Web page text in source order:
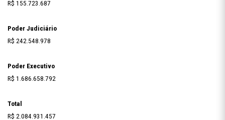
R$ 155.723.687
Poder Judiciário
R$ 242.548.978
Poder Executivo
R$ 1.686.658.792
Total
R$ 2.084.931.457